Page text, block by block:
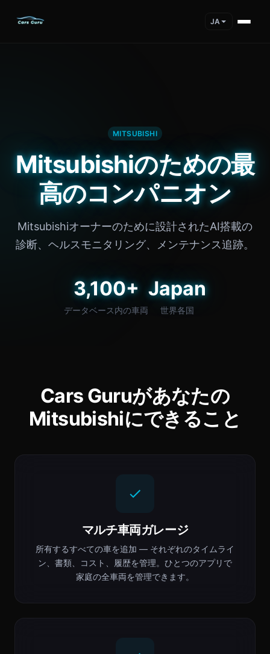
JA
MITSUBISHI
Mitsubishiのための最
高のコンパニオン
Mitsubishiオーナーのために設計されたAI搭載の
診断、ヘルスモニタリング、メンテナンス追跡。
3,100+
データベース内の車両
Japan
世界各国
Cars Guruがあなたの
Mitsubishiにできること
マルチ車両ガレージ
所有するすべての車を追加 — それぞれのタイムライ
ン、書類、コスト、履歴を管理。ひとつのアプリで
家庭の全車両を管理できます。